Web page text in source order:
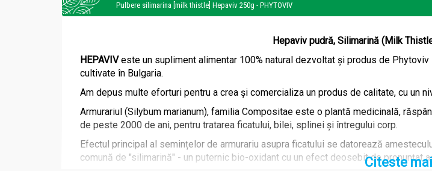
Pulbere silimarina [milk thistle] Hepaviv 250g - PHYTOVIV
Hepaviv pudră, Silimarină (Milk
HEPAVIVeste un supliment alimentar 100% natural dezvoltat și produs de
cultivate în Bulgaria.
Am depus multe eforturi pentru a crea și comercializa un produs de calitate, cu un
Armurariul (Silybum marianum), familia Compositae este o plantă medicinală,
de peste 2000 de ani, pentru tratarea ficatului, bilei, splinei și întregului corp.
Efectul principal al semințelor de armurariu asupra ficatului se datorează
comună de "silimarină" - un puternic bio-oxidant cu un efect deosebit de pronunțat
Citeste